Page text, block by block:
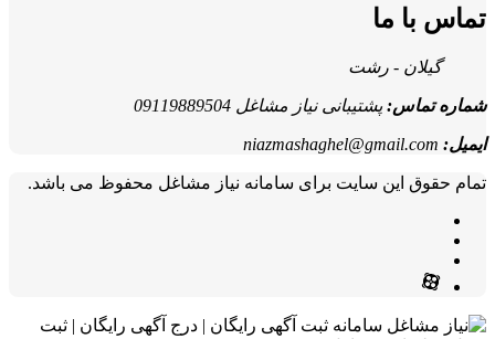
تماس با ما
گیلان - رشت
شماره تماس:پشتیبانی نیاز مشاغل 09119889504
ایمیل: niazmashaghel@gmail.com
تمام حقوق این سایت برای سامانه نیاز مشاغل محفوظ می باشد.